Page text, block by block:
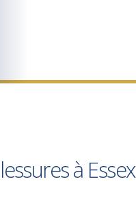
à Essex